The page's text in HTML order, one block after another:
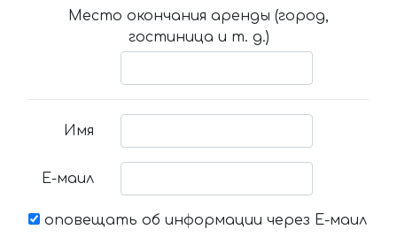
Место окончания аренды (город,
гостиница и т. д.)
Имя
Е-маил
оповещать об информации через Е-маил